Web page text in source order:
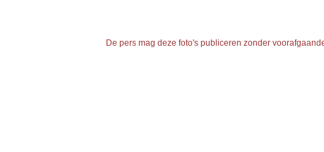
De pers mag deze foto's publiceren zonder